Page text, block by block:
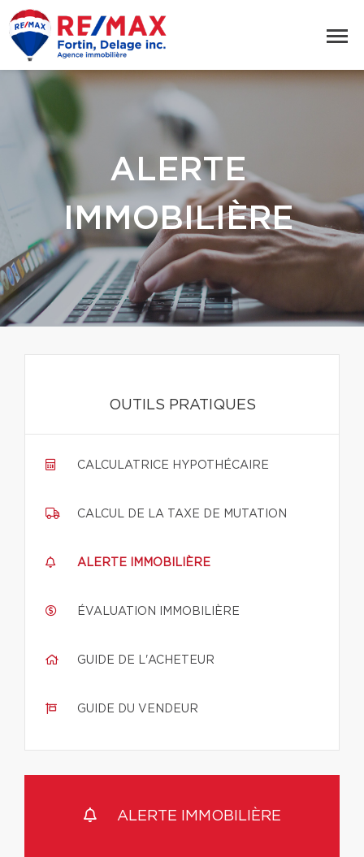
ALERTE
IMMOBILIÈRE
OUTILS PRATIQUES
CALCULATRICE HYPOTHÉCAIRE
CALCUL DE LA TAXE DE MUTATION
ALERTE IMMOBILIÈRE
ÉVALUATION IMMOBILIÈRE
GUIDE DE L'ACHETEUR
GUIDE DU VENDEUR
ALERTE IMMOBILIÈRE